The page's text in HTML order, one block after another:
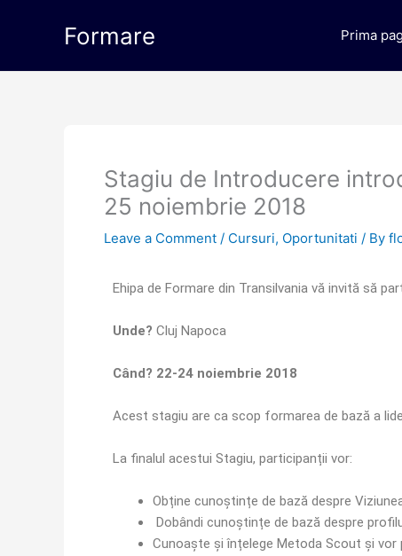
Formare Prima
Stagiu de Introducere
25 noiembrie 2018
Leave a Comment / Cursuri, Oportunitati / By
Ehipa de Formare din Transilvania vă invită să
Unde? Cluj Napoca
Când? 22-24 noiembrie 2018
Acest stagiu are ca scop formarea de bază a
La finalul acestui Stagiu, participanții vor:
Obține cunoștințe de bază despre
Dobândi cunoștințe de bază despre
Cunoaște și înțelege Metoda Scout și